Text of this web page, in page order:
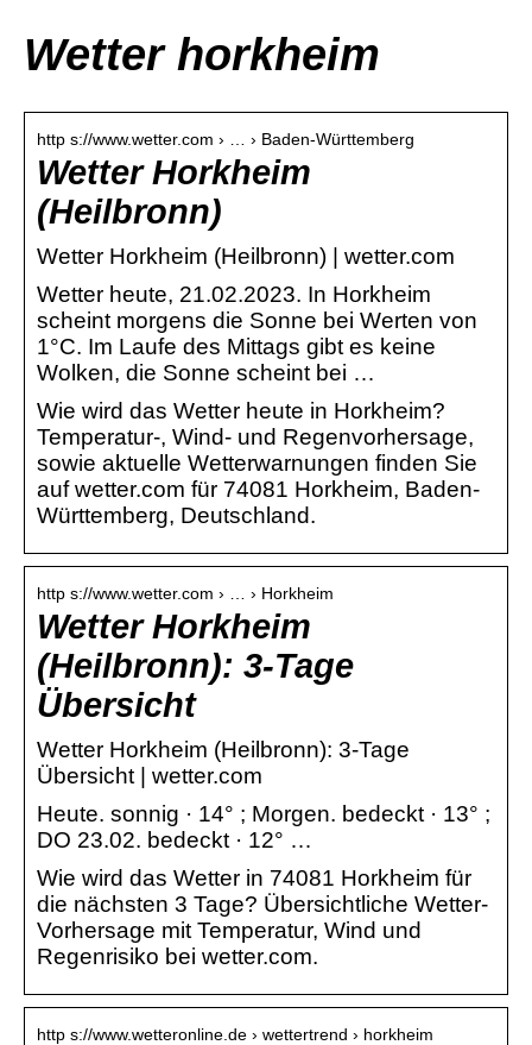
Wetter horkheim
http s://www.wetter.com › … › Baden-Württemberg
Wetter Horkheim
(Heilbronn)
Wetter Horkheim (Heilbronn) | wetter.com
Wetter heute, 21.02.2023. In Horkheim
scheint morgens die Sonne bei Werten von
1°C. Im Laufe des Mittags gibt es keine
Wolken, die Sonne scheint bei …
Wie wird das Wetter heute in Horkheim?
Temperatur-, Wind- und Regenvorhersage,
sowie aktuelle Wetterwarnungen finden Sie
auf wetter.com für 74081 Horkheim, Baden-
Württemberg, Deutschland.
http s://www.wetter.com › … › Horkheim
Wetter Horkheim
(Heilbronn): 3-Tage
Übersicht
Wetter Horkheim (Heilbronn): 3-Tage
Übersicht | wetter.com
Heute. sonnig · 14° ; Morgen. bedeckt · 13° ;
DO 23.02. bedeckt · 12° …
Wie wird das Wetter in 74081 Horkheim für
die nächsten 3 Tage? Übersichtliche Wetter-
Vorhersage mit Temperatur, Wind und
Regenrisiko bei wetter.com.
http s://www.wetteronline.de › wettertrend › horkheim